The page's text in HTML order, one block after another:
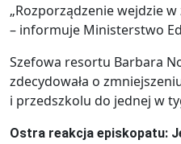
„Rozporządzenie wejdzie w
– informuje Ministerstwo
Szefowa resortu Barbara
zdecydowała o
i przedszkolu do jednej w
Ostra reakcja episkopatu: